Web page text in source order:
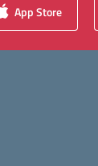
App Store